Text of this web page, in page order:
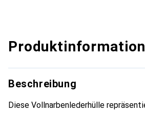
Beschreibung
Diese Vollnarbenlederhülle